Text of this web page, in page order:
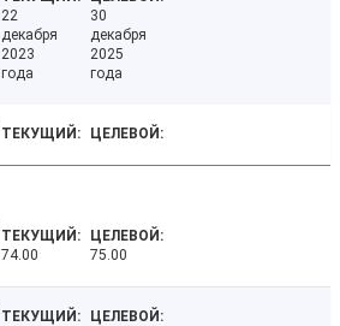
22
декабря
2023
года
30
декабря
2025
года
74.00 75.00